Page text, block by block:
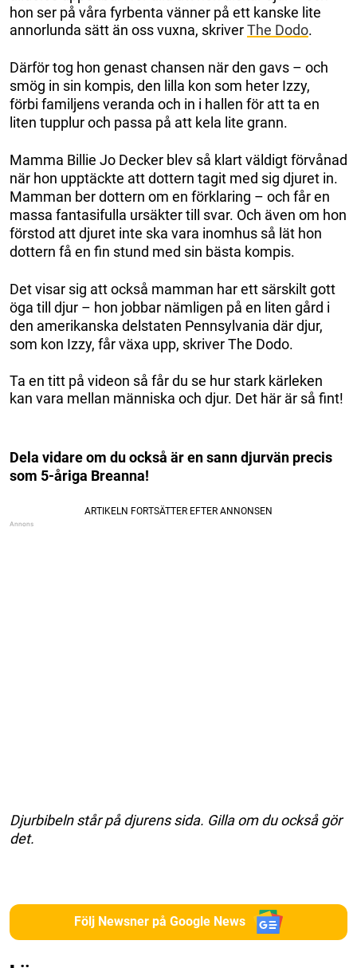
hon ser på våra fyrbenta vänner på ett kanske lite
annorlunda sätt än oss vuxna, skriverThe Dodo.
Därför tog hon genast chansen när den gavs – och
smög in sin kompis, den lilla kon som heter Izzy,
förbi familjens veranda och in i hallen för att ta en
liten tupplur och passa på att kela lite grann.
Mamma Billie Jo Decker blev så klart väldigt förvånad
när hon upptäckte att dottern tagit med sig djuret in.
Mamman ber dottern om en förklaring – och får en
massa fantasifulla ursäkter till svar. Och även om hon
förstod att djuret inte ska vara inomhus så lät hon
dottern få en fin stund med sin bästa kompis.
Det visar sig att också mamman har ett särskilt gott
öga till djur – hon jobbar nämligen på en liten gård i
den amerikanska delstaten Pennsylvania där djur,
som kon Izzy, får växa upp, skriver The Dodo.
Ta en titt på videon så får du se hur stark kärleken
kan vara mellan människa och djur. Det här är så fint!
Dela vidare om du också är en sann djurvän precis
som 5-åriga Breanna!
Djurbibeln står på djurens sida. Gilla om du också gör
det.
Följ Newsner på Google News